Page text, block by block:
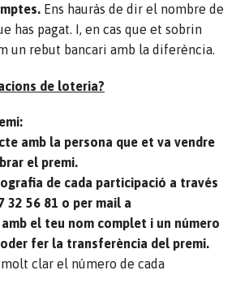
Ens hauràs de dir el nombre de
has pagat. I, en cas que et sobrin
un rebut bancari amb la diferència.
de loteria?
amb la persona que et va vendre
el premi.
de cada participació a través
32 56 81 o per mail a
el teu nom complet i un número
fer la transferència del premi.
molt clar el número de cada